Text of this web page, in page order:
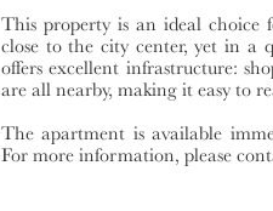
This property is an ideal choice
close to the city center, yet in a
offers excellent infrastructure:
are all nearby, making it easy to
The apartment is available
For more information, please